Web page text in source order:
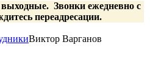
выходные. Звонки ежедневно с
переадресации.
Виктор Варганов